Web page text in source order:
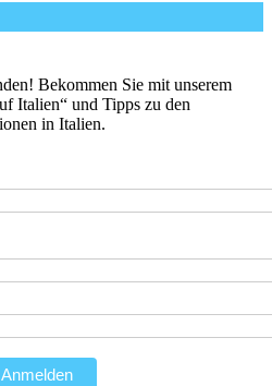
Bekommen Sie mit unserem
Italien“ und Tipps zu den
in Italien.
Anmelden